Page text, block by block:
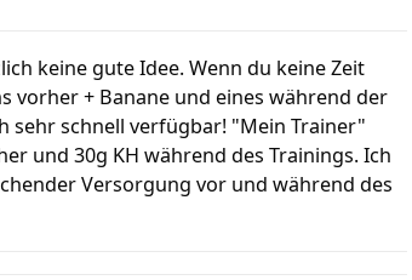
keine gute Idee. Wenn du keine Zeit
vorher + Banane und eines während der
sehr schnell verfügbar! "Mein Trainer"
und 30g KH während des Trainings. Ich
Versorgung vor und während des